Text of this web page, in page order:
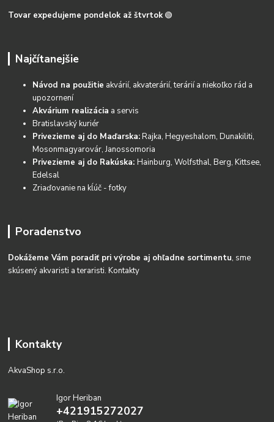
Tovar expedujeme pondelok až štvrtok 🟢
Najčítanejšie
Návod na použitie akvárií, akvaterárií, terárií a niekoľko rád a
upozornení
Akvárium realizácia a servis
Bratislavský kuriér
Privezieme aj do Maďarska:Rajka, Hegyeshalom, Dunakiliti,
Mosonmagyarovár, Janossomoria
Privezieme aj do Rakúska:Hainburg, Wolfsthal, Berg, Kittsee,
Edelsal
Zriaďovanie na kĺúč - fotky
Poradenstvo
Dokážeme Vám poradiť pri výrobe aj ohľadne sortimentu, sme
skúsený akvaristi a teraristi.Kontakty
Kontakty
AkvaShop s.r.o.
Igor Heriban
+421915272027